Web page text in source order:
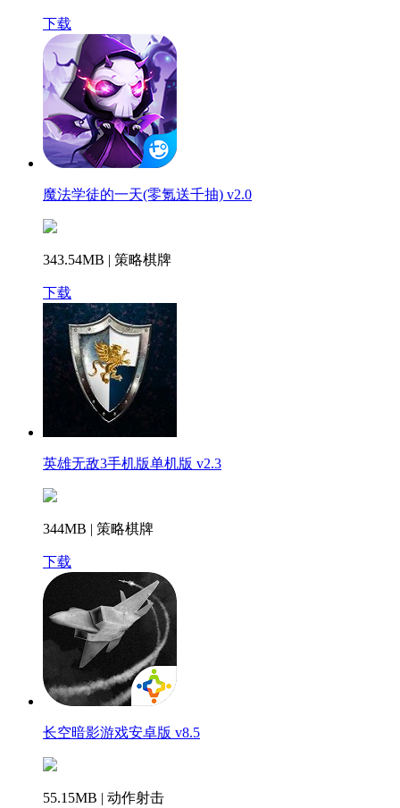
下载
魔法学徒的一天(零氪送千抽) v2.0
343.54MB | 策略棋牌
下载
英雄无敌3手机版单机版 v2.3
344MB | 策略棋牌
下载
长空暗影游戏安卓版 v8.5
55.15MB | 动作射击